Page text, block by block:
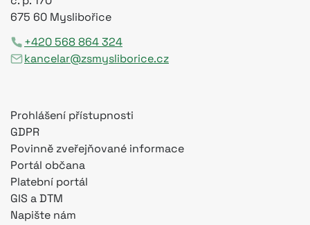
675 60 Myslibořice
+420 568 864 324
kancelar@zsmysliborice.cz
Prohlášení přístupnosti
GDPR
Povinně zveřejňované informace
Portál občana
Platební portál
GIS a DTM
Napište nám